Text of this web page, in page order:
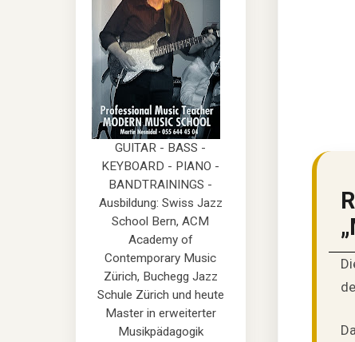
GUITAR - BASS -
KEYBOARD - PIANO -
BANDTRAININGS -
Ausbildung: Swiss Jazz
School Bern, ACM
Academy of
Contemporary Music
Zürich, Buchegg Jazz
Schule Zürich und heute
Master in erweiterter
Musikpädagogik